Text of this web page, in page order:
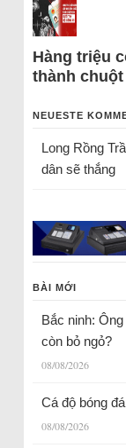
Hàng triệu
thành
NEUESTE
Long Rồng
dân sẽ thắng
BÀI MỚI
Bắc ninh:
còn bỏ ngỏ?
08/08/2026
Cá độ bóng
08/08/2026